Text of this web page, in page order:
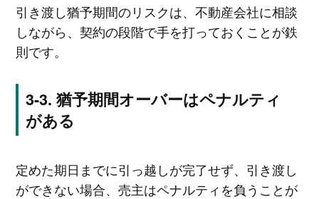
引き渡し猶予期間のリスクは、不動産会社に相談
しながら、契約の段階で手を打っておくことが鉄
則です。
猶予期間オーバーはペナルティ
がある
定めた期日までに引っ越しが完了せず、引き渡し
ができない場合、売主はペナルティを負うことが